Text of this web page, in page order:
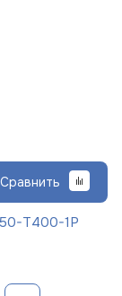
Сравнить
Т400-1Р